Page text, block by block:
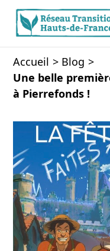
Accueil
Blog
Une belle
à Pierrefonds !